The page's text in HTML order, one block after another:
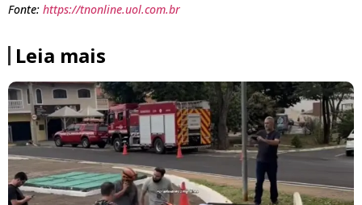
Fonte: https://tnonline.uol.com.br
Leia mais